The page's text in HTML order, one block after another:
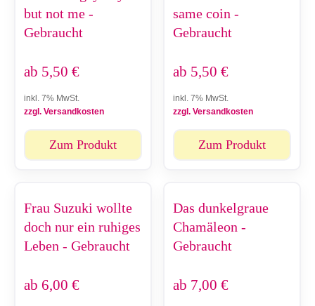
but not me -
Gebraucht
ab 5,50 €
inkl. 7% MwSt.
zzgl. Versandkosten
Zum Produkt
same coin -
Gebraucht
ab 5,50 €
inkl. 7% MwSt.
zzgl. Versandkosten
Zum Produkt
Frau Suzuki wollte
doch nur ein ruhiges
Leben - Gebraucht
ab 6,00 €
Das dunkelgraue
Chamäleon -
Gebraucht
ab 7,00 €